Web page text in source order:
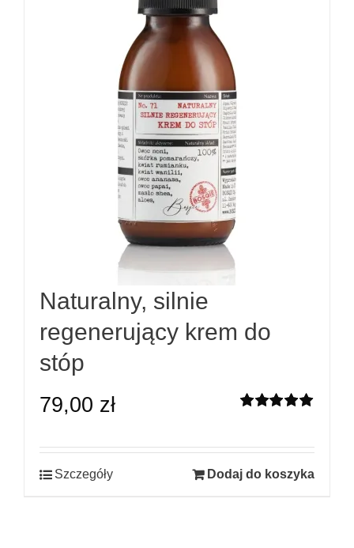
Naturalny, silnie
regenerujący krem do
stóp
79,00 zł
Dodaj do koszyka
Szczegóły